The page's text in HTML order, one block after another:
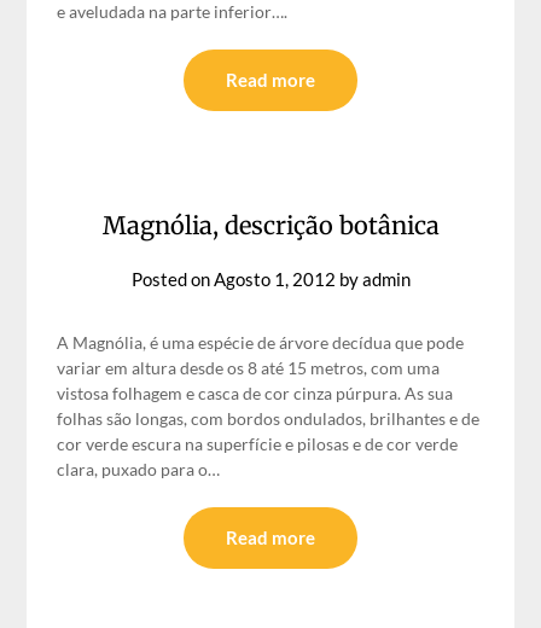
e aveludada na parte inferior….
Read more
Magnólia, descrição botânica
Posted onAgosto 1, 2012 byadmin
A Magnólia, é uma espécie de árvore decídua que pode
variar em altura desde os 8 até 15 metros, com uma
vistosa folhagem e casca de cor cinza púrpura. As sua
folhas são longas, com bordos ondulados, brilhantes e de
cor verde escura na superfície e pilosas e de cor verde
clara, puxado para o…
Read more